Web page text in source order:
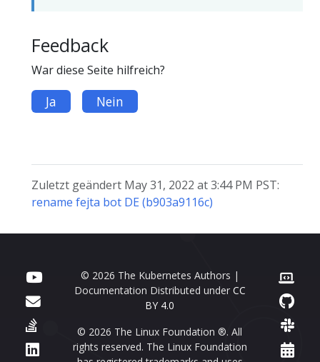
Feedback
War diese Seite hilfreich?
Ja Nein
Zuletzt geändert May 31, 2022 at 3:44 PM PST:
rename fejta bot DE (b903a9116c)
© 2026 The Kubernetes Authors |
Documentation Distributed under CC
BY 4.0
© 2026 The Linux Foundation ®. All
rights reserved. The Linux Foundation